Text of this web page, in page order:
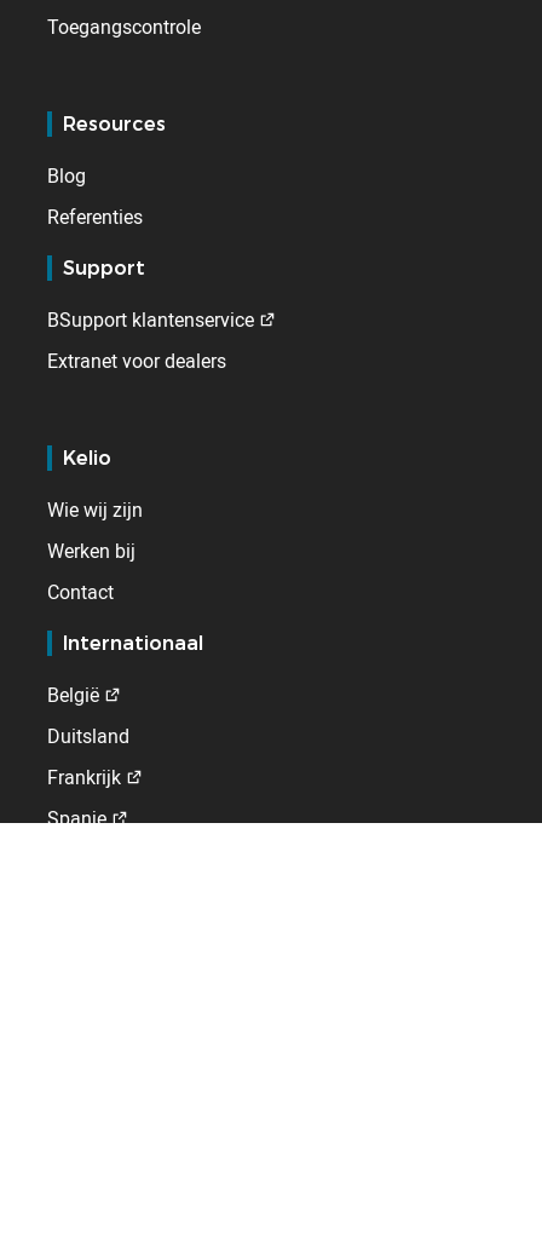
Toegangscontrole
Resources
Blog
Referenties
Support
BSupport klantenservice
Extranet voor dealers
Kelio
Wie wij zijn
Werken bij
Contact
Internationaal
België
Duitsland
Frankrijk
Spanje